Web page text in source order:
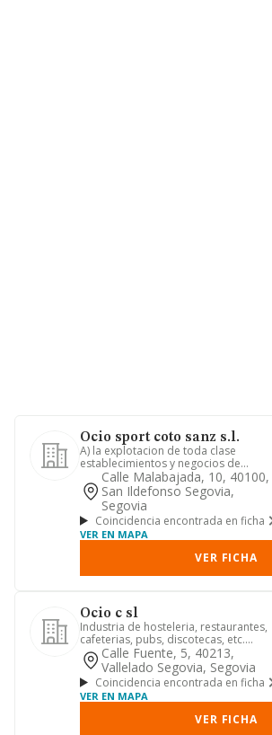
Ocio sport coto sanz s.l.
A) la explotacion de toda clase
establecimientos y negocios de
hosteleria, restauracion, alimentaci...
Calle Malabajada, 10, 40100,
San Ildefonso Segovia,
Segovia
Coincidencia encontrada en ficha
VER EN MAPA
VER FICHA
Ocio c sl
Industria de hosteleria, restaurantes,
cafeterias, pubs, discotecas, etc.
compra venta de fincas ru...
Calle Fuente, 5, 40213,
Vallelado Segovia, Segovia
Coincidencia encontrada en ficha
VER EN MAPA
VER FICHA